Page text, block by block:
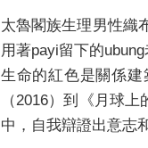
用著payi留下的
生命的紅色是關係
（2016）到《月球上
中，自我辯證出意